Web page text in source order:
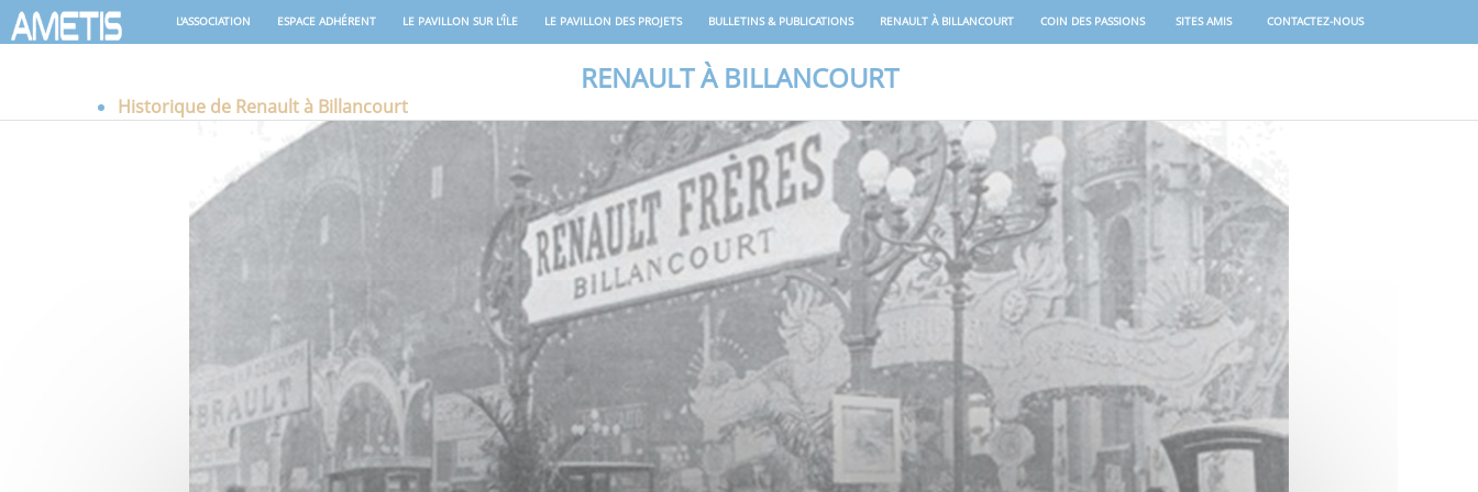
L'ASSOCIATION ESPACE ADHÉRENT LE PAVILLON SUR L'ÎLE LE PAVILLON DES PROJETS BULLETINS & PUBLICATIONS RENAULT À BILLANCOURT COIN DES PASSIONS SITES AMIS CONTACTEZ-NOUS
RENAULT À BILLANCOURT
Historique de Renault à Billancourt